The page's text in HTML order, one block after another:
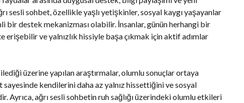
sesli sohbet, özellikle yaşlı yetişkinler, sosyal kaygı yaşayanlar
bir destek mekanizması olabilir. İnsanlar, günün herhangi bir
ve yalnızlık hissiyle başa çıkmak için aktif adımlar
üzerine yapılan araştırmalar, olumlu sonuçlar ortaya
kendilerini daha az yalnız hissettiğini ve sosyal
Ayrıca, ağrı sesli sohbetin ruh sağlığı üzerindeki olumlu etkileri